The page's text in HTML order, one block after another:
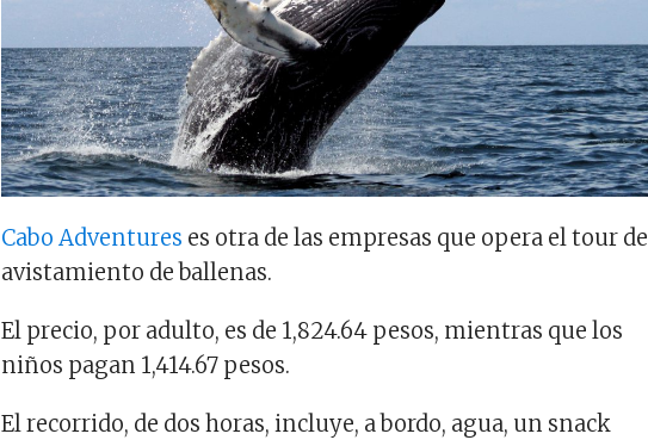
Cabo Adventures es otra de las empresas que opera el tour de
avistamiento de ballenas.
El precio, por adulto, es de 1,824.64 pesos, mientras que los
niños pagan 1,414.67 pesos.
El recorrido, de dos horas, incluye, a bordo, agua, un snack